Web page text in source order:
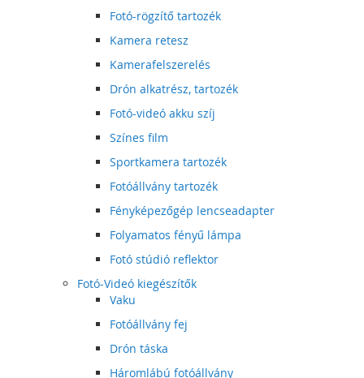
Fotó-rögzítő tartozék
Kamera retesz
Kamerafelszerelés
Drón alkatrész, tartozék
Fotó-videó akku szíj
Színes film
Sportkamera tartozék
Fotóállvány tartozék
Fényképezőgép lencseadapter
Folyamatos fényű lámpa
Fotó stúdió reflektor
Fotó-Videó kiegészítők
Vaku
Fotóállvány fej
Drón táska
Háromlábú fotóállvány